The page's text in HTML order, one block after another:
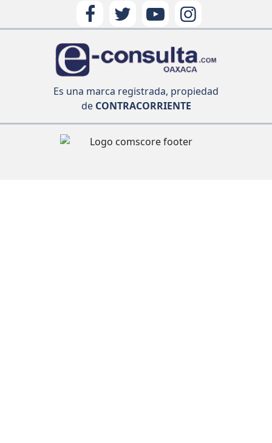
Es una marca registrada, propiedad
deCONTRACORRIENTE